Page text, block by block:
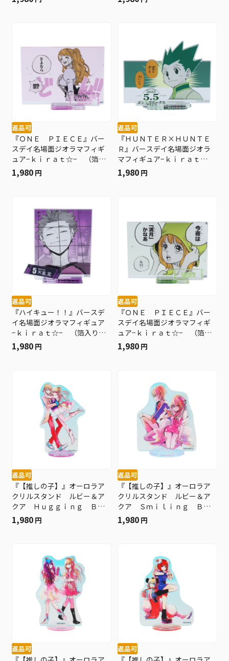
返品可
『ＯＮＥ ＰＩＥＣＥ』バー
スデイ名場面ジオラマフィギ
ュア−ｋｉｒａｔ☆− （箔入
りアクリル） シャーロッ
ト・プリン ＢＥ２
1,980 円
返品可
『ＨＵＮＴＥＲ×ＨＵＮＴＥ
Ｒ』バースデイ名場面ジオラ
マフィギュア−ｋｉｒａｔ
☆− （箔入りアクリル） ゴ
ン＝フリークス ＢＥ２
1,980 円
返品可
『ハイキュー！！』バースデ
イ名場面ジオラマフィギュア
−ｋｉｒａｔ☆− （箔入りア
クリル） 天童覚 ＢＥ２
1,980 円
返品可
『ＯＮＥ ＰＩＥＣＥ』バー
スデイ名場面ジオラマフィギ
ュア−ｋｉｒａｔ☆− （箔入
りアクリル） キャロット
ＢＥ２
1,980 円
返品可
『【推しの子】』オーロラア
クリルスタンド ルビー＆ア
クア Ｈｕｇｇｉｎｇ ＢＤ
３
1,980 円
返品可
『【推しの子】』オーロラア
クリルスタンド ルビー＆ア
クア Ｓｍｉｌｉｎｇ ＢＤ
３
1,980 円
返品可 返品可